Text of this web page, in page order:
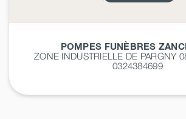
POMPES FUNÈBRES
ZONE INDUSTRIELLE DE PARGNY
0324384699